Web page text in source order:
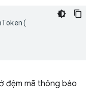
(
đệm mã thông báo